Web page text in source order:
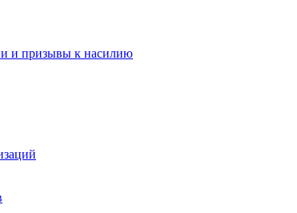
и призывы к насилию